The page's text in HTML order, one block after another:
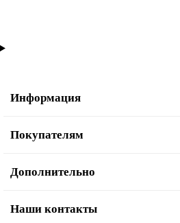
Информация
Покупателям
Дополнительно
Наши контакты